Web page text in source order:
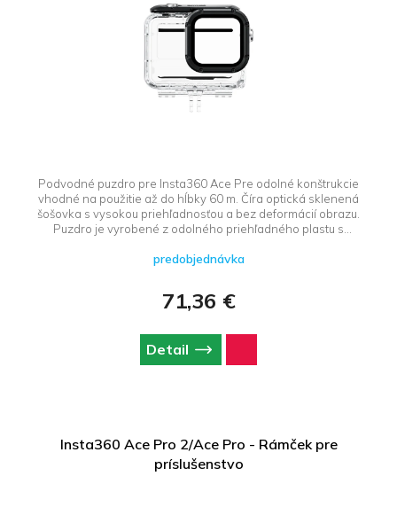
Podvodné puzdro pre Insta360 Ace Pre odolné konštrukcie
vhodné na použitie až do hĺbky 60 m. Číra optická sklenená
šošovka s vysokou priehľadnosťou a bez deformácií obrazu.
Puzdro je vyrobené z odolného priehľadného plastu s
predobjednávka
71,36 €
Detail
Insta360 Ace Pro 2/Ace Pro - Rámček pre
príslušenstvo